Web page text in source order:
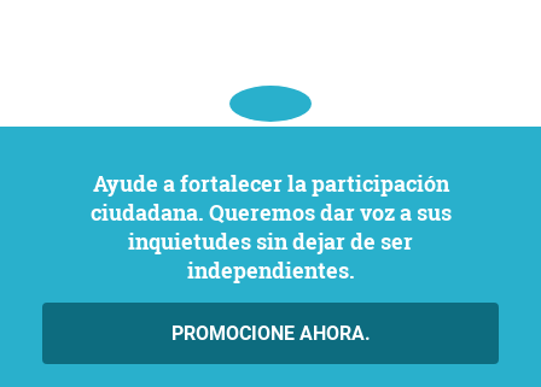
Ayude a fortalecer la participación
ciudadana. Queremos dar voz a sus
inquietudes sin dejar de ser
independientes.
PROMOCIONE AHORA.